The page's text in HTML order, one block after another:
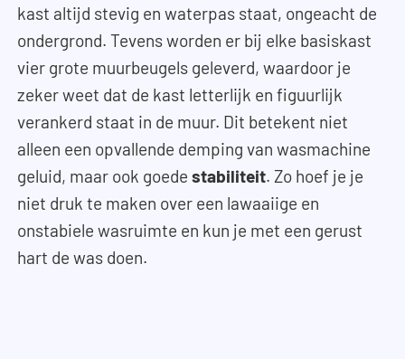
kast altijd stevig en waterpas staat, ongeacht de
ondergrond. Tevens worden er bij elke basiskast
vier grote muurbeugels geleverd, waardoor je
zeker weet dat de kast letterlijk en figuurlijk
verankerd staat in de muur. Dit betekent niet
alleen een opvallende demping van wasmachine
geluid, maar ook goedestabiliteit. Zo hoef je je
niet druk te maken over een lawaaiige en
onstabiele wasruimte en kun je met een gerust
hart de was doen.